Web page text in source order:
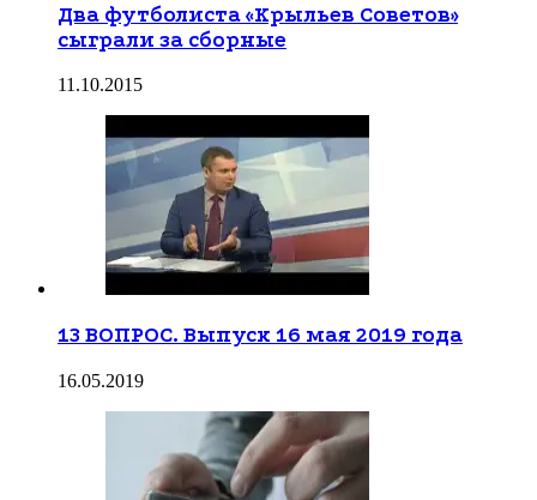
Два футболиста «Крыльев Советов»
сыграли за сборные
11.10.2015
13 ВОПРОС. Выпуск 16 мая 2019 года
16.05.2019